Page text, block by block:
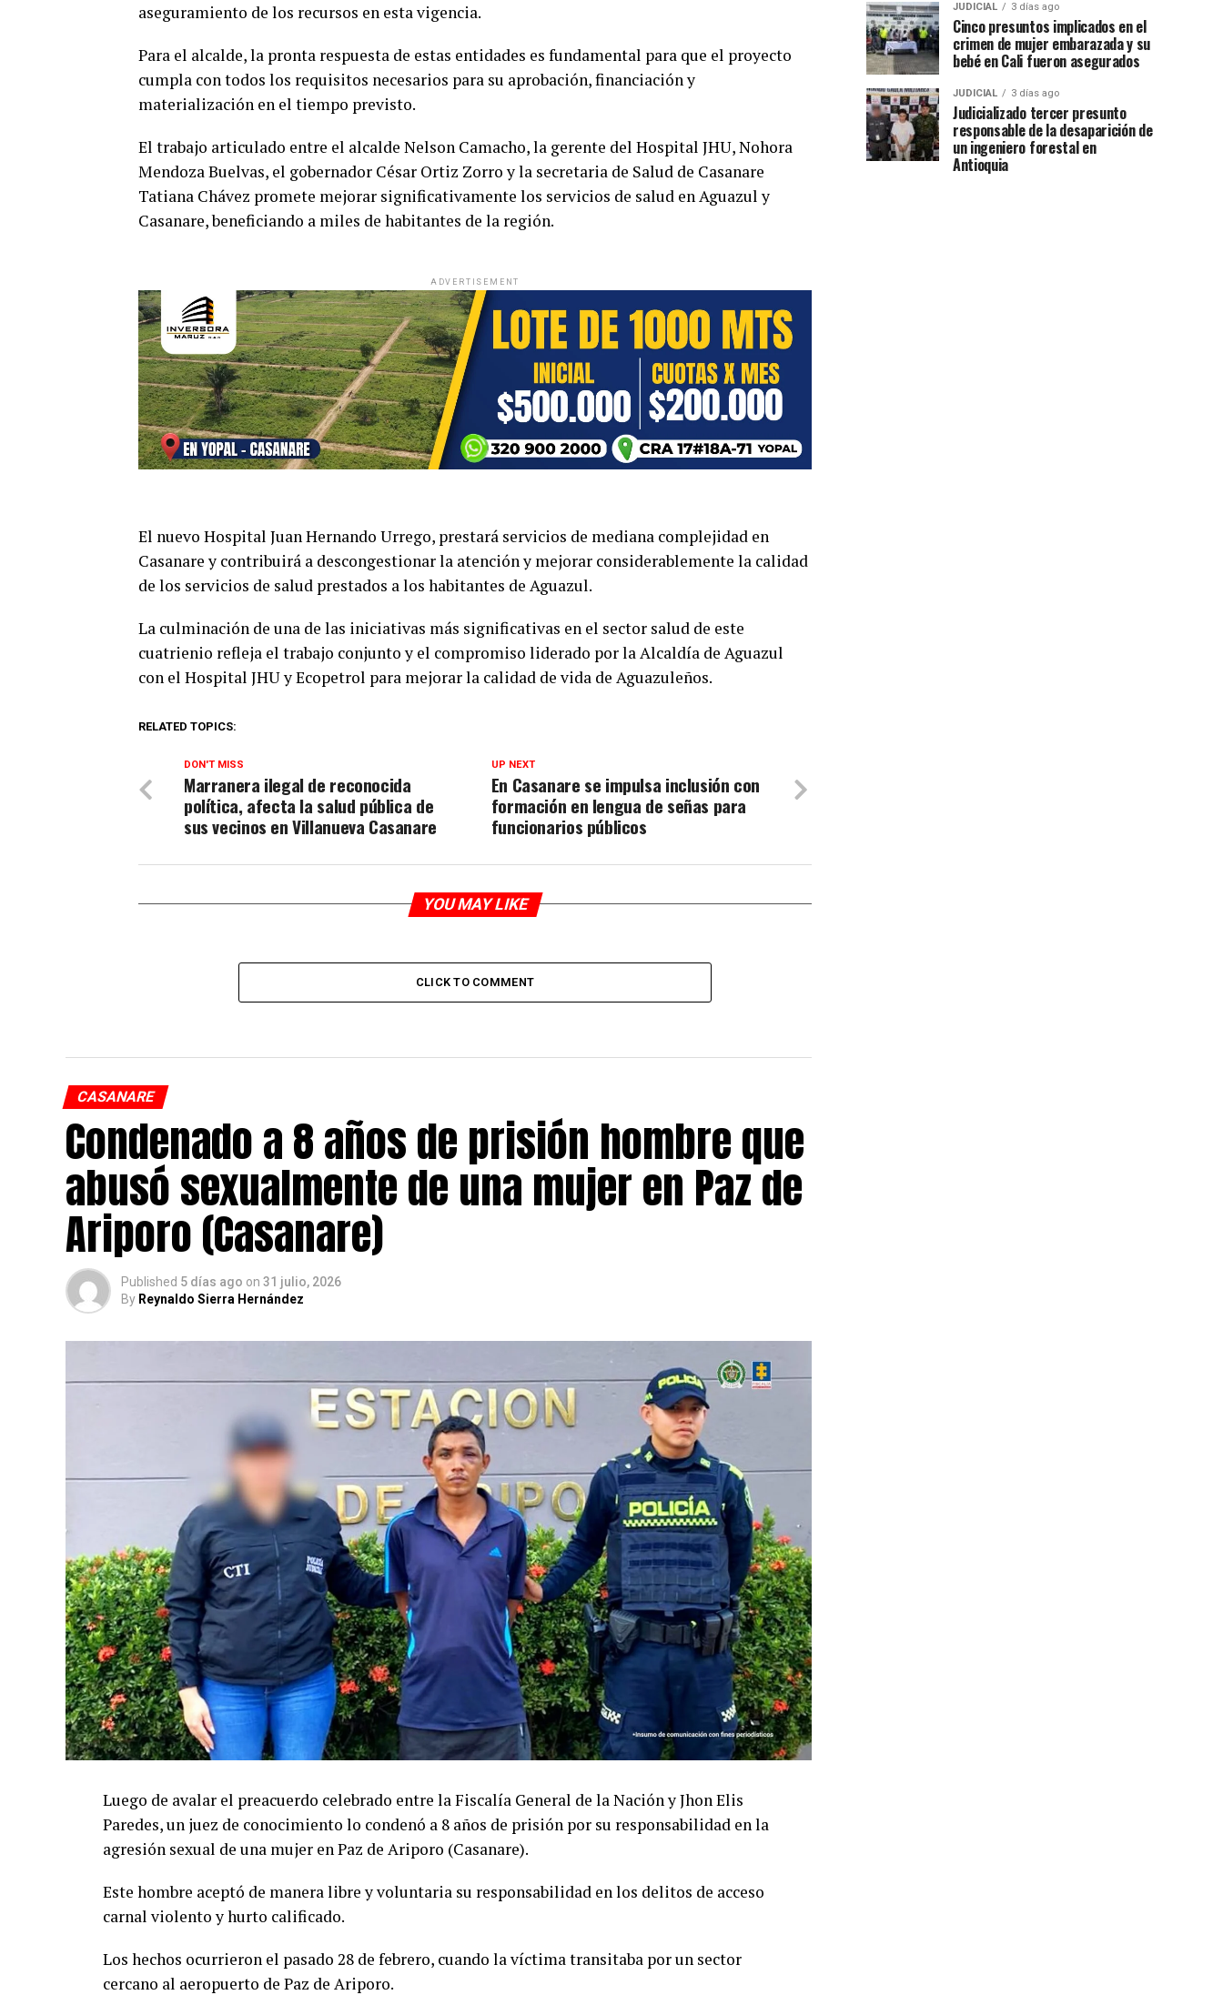
aseguramiento de los recursos en esta vigencia.
Para el alcalde, la pronta respuesta de estas entidades es fundamental para que el proyecto
cumpla con todos los requisitos necesarios para su aprobación, financiación y
materialización en el tiempo previsto.
El trabajo articulado entre el alcalde Nelson Camacho, la gerente del Hospital JHU, Nohora
Mendoza Buelvas, el gobernador César Ortiz Zorro y la secretaria de Salud de Casanare
Tatiana Chávez promete mejorar significativamente los servicios de salud en Aguazul y
Casanare, beneficiando a miles de habitantes de la región.
ADVERTISEMENT
El nuevo Hospital Juan Hernando Urrego, prestará servicios de mediana complejidad en
Casanare y contribuirá a descongestionar la atención y mejorar considerablemente la calidad
de los servicios de salud prestados a los habitantes de Aguazul.
La culminación de una de las iniciativas más significativas en el sector salud de este
cuatrienio refleja el trabajo conjunto y el compromiso liderado por la Alcaldía de Aguazul
con el Hospital JHU y Ecopetrol para mejorar la calidad de vida de Aguazuleños.
RELATED TOPICS:
UP NEXT
En Casanare se impulsa inclusión con
formación en lengua de señas para
funcionarios públicos
DON'T MISS
Marranera ilegal de reconocida
política, afecta la salud pública de
sus vecinos en Villanueva Casanare
YOU MAY LIKE
CLICK TO COMMENT
CASANARE
Condenado a 8 años de prisión hombre que
abusó sexualmente de una mujer en Paz de
Ariporo (Casanare)
Published 5 días ago on 31 julio, 2026
By Reynaldo Sierra Hernández
Luego de avalar el preacuerdo celebrado entre la Fiscalía General de la Nación y Jhon Elis
Paredes, un juez de conocimiento lo condenó a 8 años de prisión por su responsabilidad en la
agresión sexual de una mujer en Paz de Ariporo (Casanare).
Este hombre aceptó de manera libre y voluntaria su responsabilidad en los delitos de acceso
carnal violento y hurto calificado.
Los hechos ocurrieron el pasado 28 de febrero, cuando la víctima transitaba por un sector
cercano al aeropuerto de Paz de Ariporo.
JUDICIAL 3 días ago
Cinco presuntos implicados en el
crimen de mujer embarazada y su
bebé en Cali fueron asegurados
JUDICIAL 3 días ago
Judicializado tercer presunto
responsable de la desaparición de
un ingeniero forestal en
Antioquia